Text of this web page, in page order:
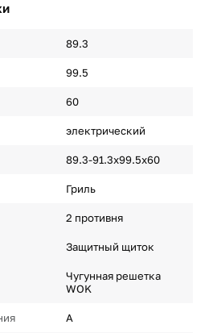
89.3
99.5
60
электрический
89.3-91.3х99.5х60
Гриль
2 противня
Защитный щиток
Чугунная решетка
WOK
A